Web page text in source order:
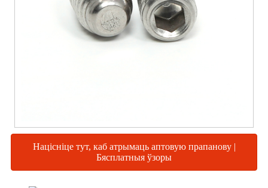
Націсніце тут, каб атрымаць аптовую прапанову |
Бясплатныя ўзоры